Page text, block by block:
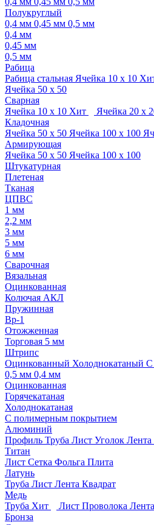
Полукруглый
0,4 мм 0,45 мм 0,5 мм
0,4 мм
0,45 мм
0,5 мм
Рабица
Рабица стальная Ячейка 10 х 10
Ячейка 50 х 50
Сварная
Ячейка 10 х 10 Хит Ячейка 20 х
Кладочная
Ячейка 50 х 50 Ячейка 100 х 100
Армирующая
Ячейка 50 х 50 Ячейка 100 х 100
Штукатурная
Плетеная
Тканая
ЦПВС
1 мм
2,2 мм
3 мм
5 мм
6 мм
Сварочная
Вязальная
Оцинкованная
Колючая АКЛ
Пружинная
Вр-1
Отожженная
Торговая 5 мм
Штрипс
Оцинкованный Холоднокатаный С
0,5 мм 0,4 мм
Оцинкованная
Горячекатаная
Холоднокатаная
С полимерным покрытием
Алюминий
Профиль Труба Лист Уголок Лента
Титан
Лист Сетка Фольга Плита
Латунь
Труба Лист Лента Квадрат
Медь
Труба Хит Лист Проволока Лента
Бронза